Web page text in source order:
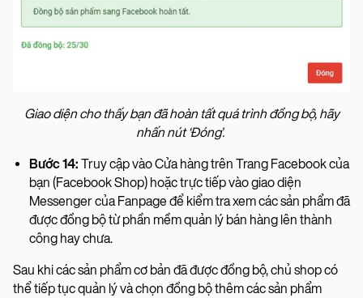
Giao diện cho thấy bạn đã hoàn tất quá trình đồng bộ, hãy
nhấn nút ‘Đóng’.
Bước 14: Truy cập vào Cửa hàng trên Trang Facebook của
bạn (Facebook Shop) hoặc trực tiếp vào giao diện
Messenger của Fanpage để kiểm tra xem các sản phẩm đã
được đồng bộ từ phần mềm quản lý bán hàng lên thành
công hay chưa.
Sau khi các sản phẩm cơ bản đã được đồng bộ, chủ shop có
thể tiếp tục quản lý và chọn đồng bộ thêm các sản phẩm